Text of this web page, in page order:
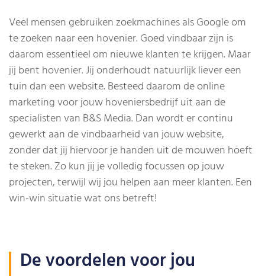
Veel mensen gebruiken zoekmachines als Google om
te zoeken naar een hovenier. Goed vindbaar zijn is
daarom essentieel om nieuwe klanten te krijgen. Maar
jij bent hovenier. Jij onderhoudt natuurlijk liever een
tuin dan een website. Besteed daarom de online
marketing voor jouw hoveniersbedrijf uit aan de
specialisten van B&S Media. Dan wordt er continu
gewerkt aan de vindbaarheid van jouw website,
zonder dat jij hiervoor je handen uit de mouwen hoeft
te steken. Zo kun jij je volledig focussen op jouw
projecten, terwijl wij jou helpen aan meer klanten. Een
win-win situatie wat ons betreft!
De voordelen voor jou